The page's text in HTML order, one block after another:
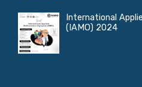
International
(IAMO) 2024